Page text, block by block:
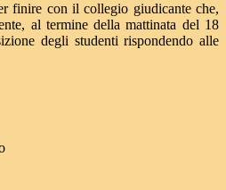
finire con il collegio giudicante che,
al termine della mattinata del 18
degli studenti rispondendo alle